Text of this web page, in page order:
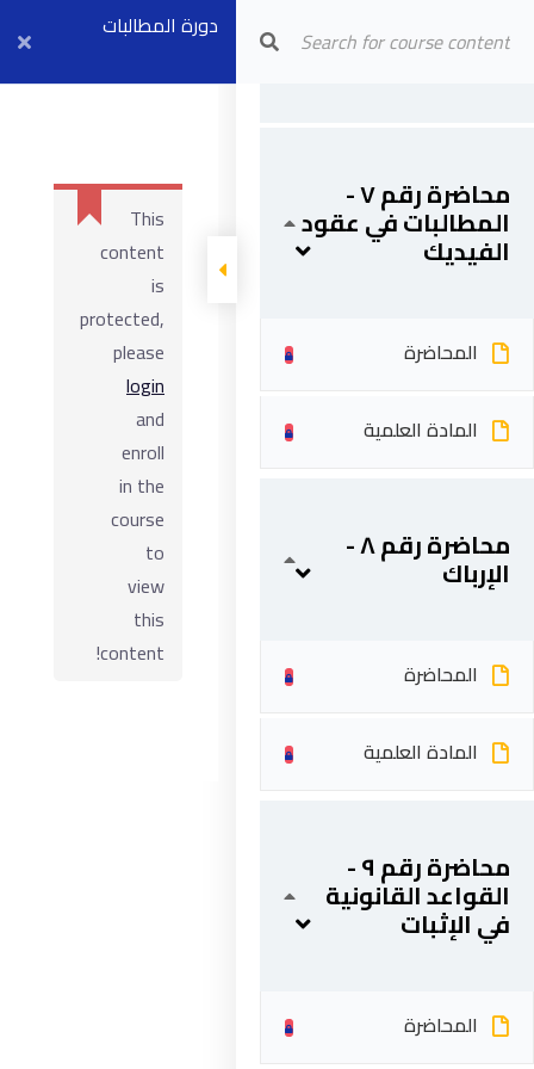
Arab Center for Arbitration
دورة المطالبات
والأوامر التغييرية
الهندسية وعقود
الفيديك
المطالبات في عقود
الفيديك
محاضرة رقم ٧ -
المطالبات في عقود
الفيديك
المحاضرة
المادة العلمية
محاضرة رقم ٨ -
الإرباك
المحاضرة
المادة العلمية
محاضرة رقم ٩ -
القواعد القانونية
في الإثبات
المحاضرة
This
content
is
protected,
please
login
and
enroll
in the
course
to
view
this
content!
ابقى على تواصل
5 شارع 278 – المعادي الجديدة – القاهرة – جمهورية مصر
العربية
info@acarea.com.eg